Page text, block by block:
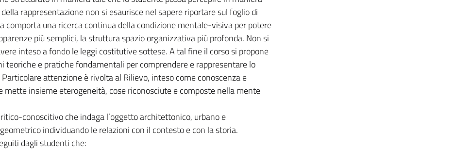
rappresentazione non si esaurisce nel sapere riportare sul foglio di
comporta una ricerca continua della condizione mentale-visiva per potere
più semplici, la struttura spazio organizzativa più profonda. Non si
inteso a fondo le leggi costitutive sottese. A tal fine il corso si propone
teoriche e pratiche fondamentali per comprendere e rappresentare lo
attenzione è rivolta al Rilievo, inteso come conoscenza e
mette insieme eterogeneità, cose riconosciute e composte nella mente
conoscitivo che indaga l’oggetto architettonico, urbano e
individuando le relazioni con il contesto e con la storia.
dagli studenti che: